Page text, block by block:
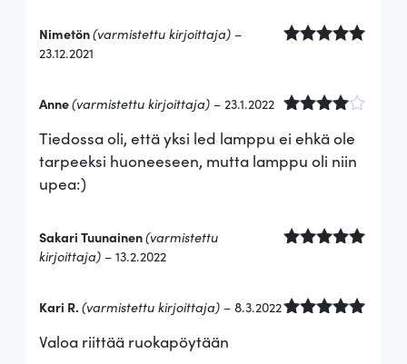
Nimetön(varmistettu kirjoittaja) –
23.12.2021
u
tuotteest
a:4 / 5
Anne(varmistettu kirjoittaja) – 23.1.2022
Tiedossa oli, että yksi led lamppu ei ehkä ole
tarpeeksi huoneeseen, mutta lamppu oli niin
upea:)
Sakari Tuunainen(varmistettu
kirjoittaja) – 13.2.2022
Kari R.(varmistettu kirjoittaja) – 8.3.2022
Valoa riittää ruokapöytään